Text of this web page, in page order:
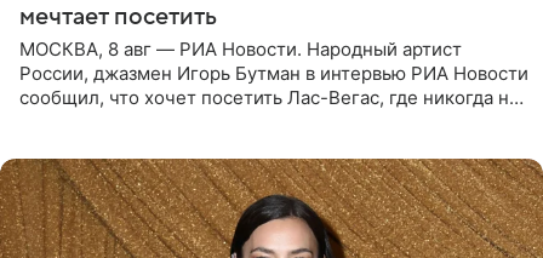
мечтает посетить
МОСКВА, 8 авг — РИА Новости. Народный артист
России, джазмен Игорь Бутман в интервью РИА Новости
сообщил, что хочет посетить Лас-Вегас, где никогда не